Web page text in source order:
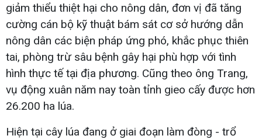
giảm thiểu thiệt hại cho nông dân, đơn vị đã tăng
cường cán bộ kỹ thuật bám sát cơ sở hướng dẫn
nông dân các biện pháp ứng phó, khắc phục thiên
tai, phòng trừ sâu bệnh gây hại phù hợp với tình
hình thực tế tại địa phương. Cũng theo ông Trang,
vụ động xuân năm nay toàn tỉnh gieo cấy được hơn
26.200 ha lúa.
Hiện tại cây lúa đang ở giai đoạn làm đòng - trổ